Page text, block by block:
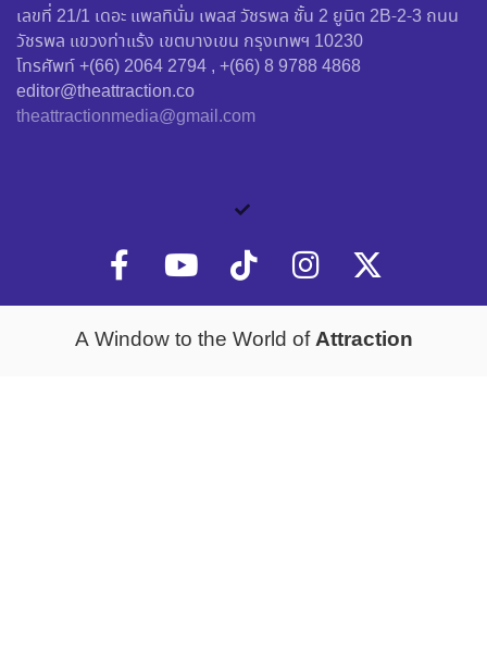
เลขที่ 21/1 เดอะ แพลทินั่ม เพลส วัชรพล ชั้น 2 ยูนิต 2B-2-3 ถนน
วัชรพล แขวงท่าแร้ง เขตบางเขน กรุงเทพฯ 10230
โทรศัพท์ +(66) 2064 2794 , +(66) 8 9788 4868
editor@theattraction.co
theattractionmedia@gmail.com
A Window to the World ofAttraction